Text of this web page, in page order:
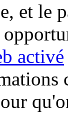
et le
activé